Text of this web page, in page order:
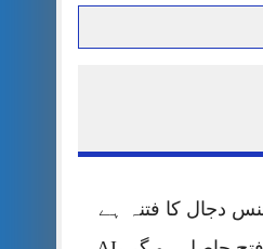
دجال کا فتنہ ہے